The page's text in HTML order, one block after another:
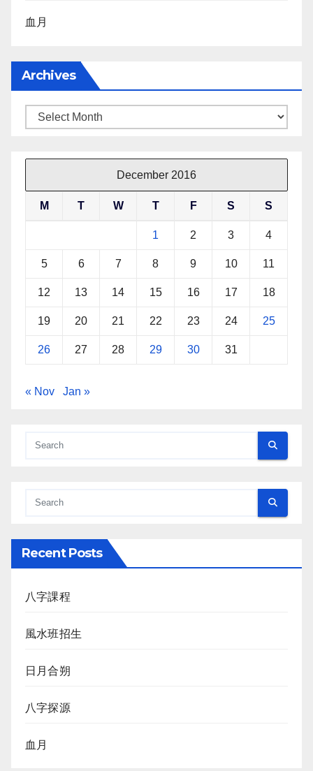
血月
Archives
Archives
December 2016
M T W T F S S
1 2 3 4
5 6 7 8 9 10 11
12 13 14 15 16 17 18
19 20 21 22 23 24 25
26 27 28 29 30 31
« Nov Jan »
Recent Posts
八字課程
風水班招生
日月合朔
八字探源
血月